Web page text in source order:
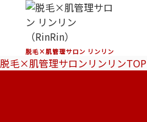
脱毛×肌管理サロン リンリン
脱毛×肌管理サロンリンリンTOP